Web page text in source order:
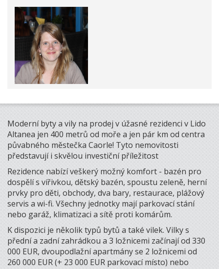
Moderní byty a vily na prodej v úžasné rezidenci v Lido
Altanea jen 400 metrů od moře a jen pár km od centra
půvabného městečka Caorle! Tyto nemovitosti
představují i skvělou investiční příležitost
Rezidence nabízí veškerý možný komfort - bazén pro
dospělí s vířivkou, dětský bazén, spoustu zeleně, herní
prvky pro děti, obchody, dva bary, restaurace, plážový
servis a wi-fi. Všechny jednotky mají parkovací stání
nebo garáž, klimatizaci a sítě proti komárům.
K dispozici je několik typů bytů a také vilek. Vilky s
přední a zadní zahrádkou a 3 ložnicemi začínají od 330
000 EUR, dvoupodlažní apartmány se 2 ložnicemi od
260 000 EUR (+ 23 000 EUR parkovací místo) nebo